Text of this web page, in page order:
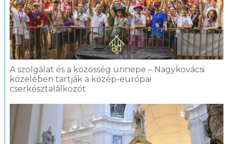
A szolgálat és a közösség ünnepe – Nagykovácsi
közelében tartják a közép-európai
cserkésztalálkozót